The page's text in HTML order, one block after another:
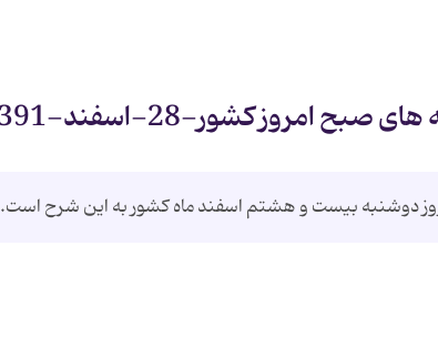
امروز کشور-28-اسفند-1391
دوشنبه بیست و هشتم اسفند ماه کشور به این شرح است.